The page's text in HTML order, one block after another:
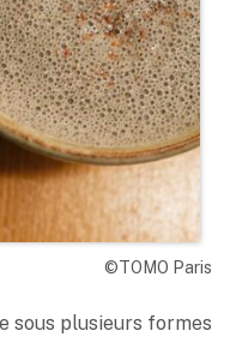
©TOMO Paris
sous plusieurs formes